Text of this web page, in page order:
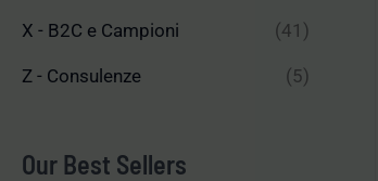
X - B2C e Campioni (41)
Z - Consulenze (5)
Our Best Sellers